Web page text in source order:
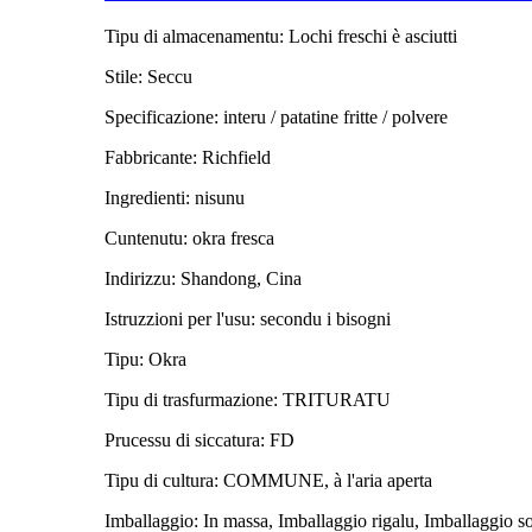
Tipu di almacenamentu: Lochi freschi è asciutti
Stile: Seccu
Specificazione: interu / patatine fritte / polvere
Fabbricante: Richfield
Ingredienti: nisunu
Cuntenutu: okra fresca
Indirizzu: Shandong, Cina
Istruzzioni per l'usu: secondu i bisogni
Tipu: Okra
Tipu di trasfurmazione: TRITURATU
Prucessu di siccatura: FD
Tipu di cultura: COMMUNE, à l'aria aperta
Imballaggio: In massa, Imballaggio rigalu, Imballaggio